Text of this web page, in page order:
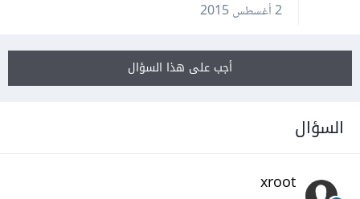
2 أغسطس 2015
أجب على هذا السؤال
السؤال
xroot